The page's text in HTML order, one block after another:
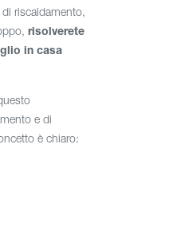
di riscaldamento,
risolverete
in casa
e di
è chiaro: